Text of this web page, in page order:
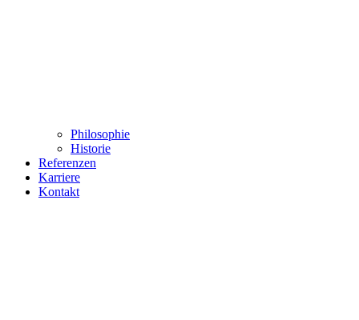
Philosophie
Historie
Referenzen
Karriere
Kontakt